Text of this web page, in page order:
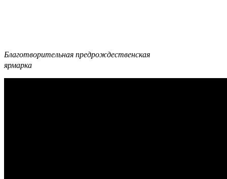
Благотворительная предрождественская
ярмарка